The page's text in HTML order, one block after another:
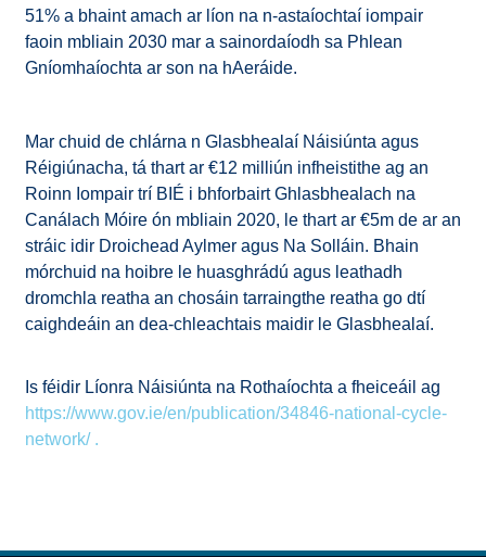
51% a bhaint amach ar líon na n-astaíochtaí iompair
faoin mbliain 2030 mar a sainordaíodh sa Phlean
Gníomhaíochta ar son na hAeráide.
Mar chuid de chlárna n Glasbhealaí Náisiúnta agus
Réigiúnacha, tá thart ar €12 milliún infheistithe ag an
Roinn Iompair trí BIÉ i bhforbairt Ghlasbhealach na
Canálach Móire ón mbliain 2020, le thart ar €5m de ar an
stráic idir Droichead Aylmer agus Na Solláin. Bhain
mórchuid na hoibre le huasghrádú agus leathadh
dromchla reatha an chosáin tarraingthe reatha go dtí
caighdeáin an dea-chleachtais maidir le Glasbhealaí.
Is féidir Líonra Náisiúnta na Rothaíochta a fheiceáil ag
https://www.gov.ie/en/publication/34846-national-cycle-
network/ .